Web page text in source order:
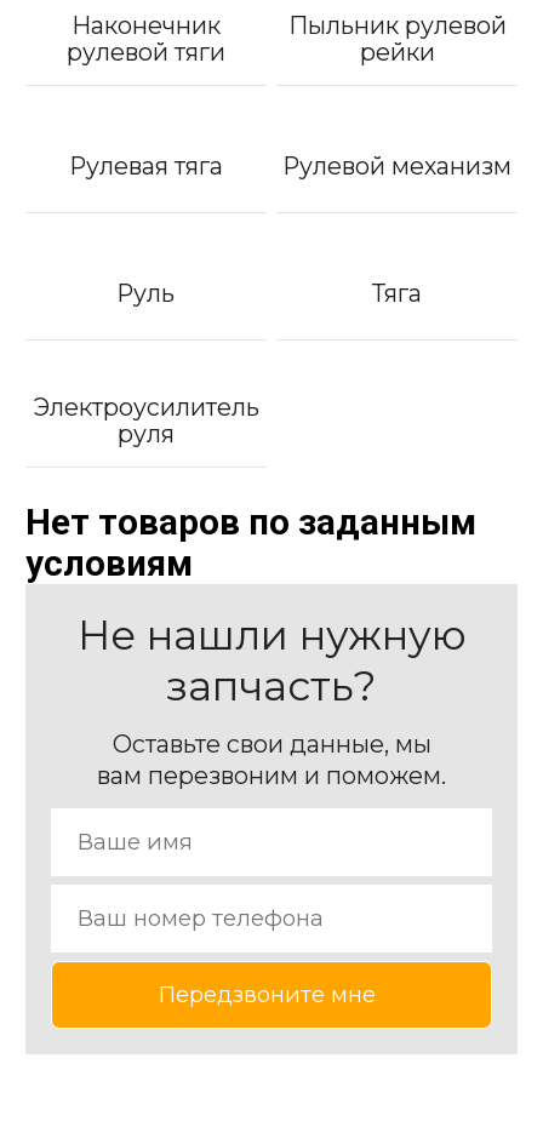
Наконечник
рулевой тяги
Пыльник рулевой
рейки
Рулевая тяга Рулевой механизм
Руль Тяга
Электроусилитель
руля
Нет товаров по заданным
условиям
Не нашли нужную
запчасть?
Оставьте свои данные, мы
вам перезвоним и поможем.